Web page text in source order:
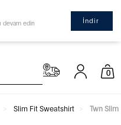
devam edin İndir
0
Slim Fit Sweatshirt
Twn Slim